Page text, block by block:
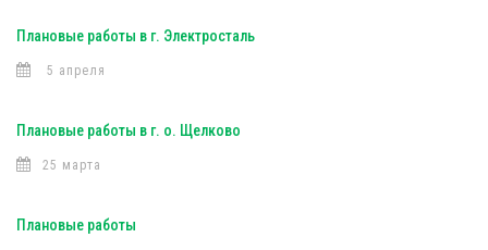
Плановые работы в г. Электросталь
5 апреля
Плановые работы в г. о. Щелково
25 марта
Плановые работы